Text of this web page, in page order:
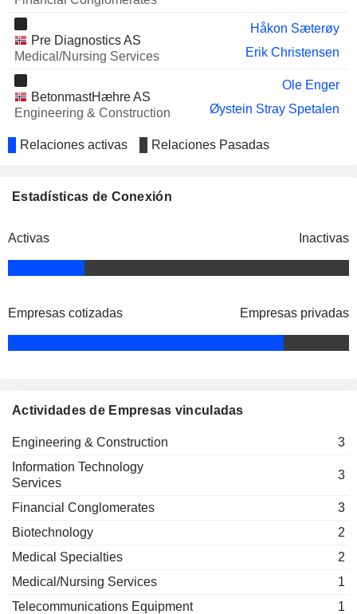
Pre Diagnostics AS
Medical/Nursing Services
Håkon Sæterøy
Erik Christensen
BetonmastHæhre AS
Engineering & Construction
Ole Enger
Øystein Stray Spetalen
Relaciones activas Relaciones Pasadas
Estadísticas de Conexión
Activas Inactivas
Empresas cotizadas Empresas privadas
Actividades de Empresas vinculadas
Engineering & Construction
3
Information Technology
Services
3
Financial Conglomerates
3
Biotechnology
2
Medical Specialties
2
Medical/Nursing Services
1
Telecommunications Equipment
1